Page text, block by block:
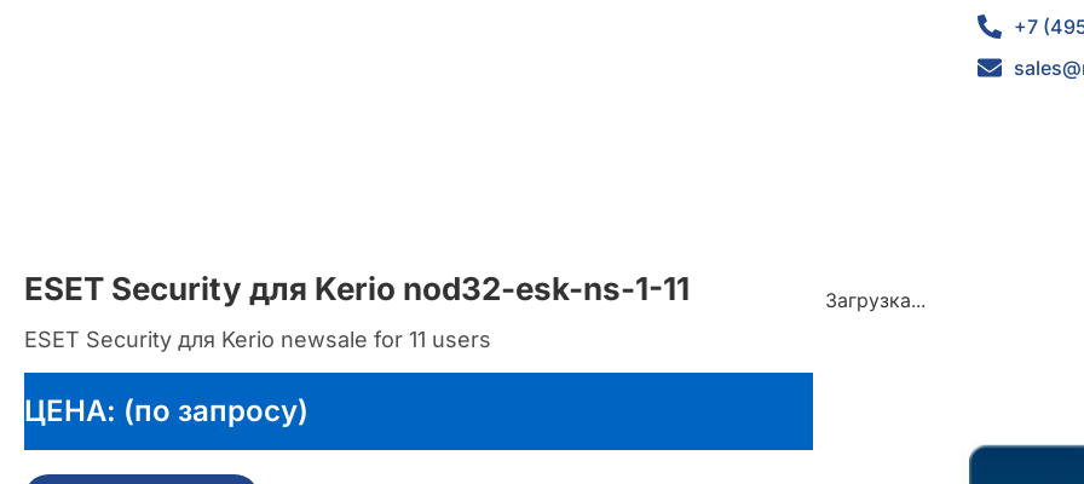
+7
ESET Security для Kerio nod32-esk-ns-1-11
ESET Security для Kerio newsale for 11 users
ЦЕНА: (по запросу)
Загрузка...